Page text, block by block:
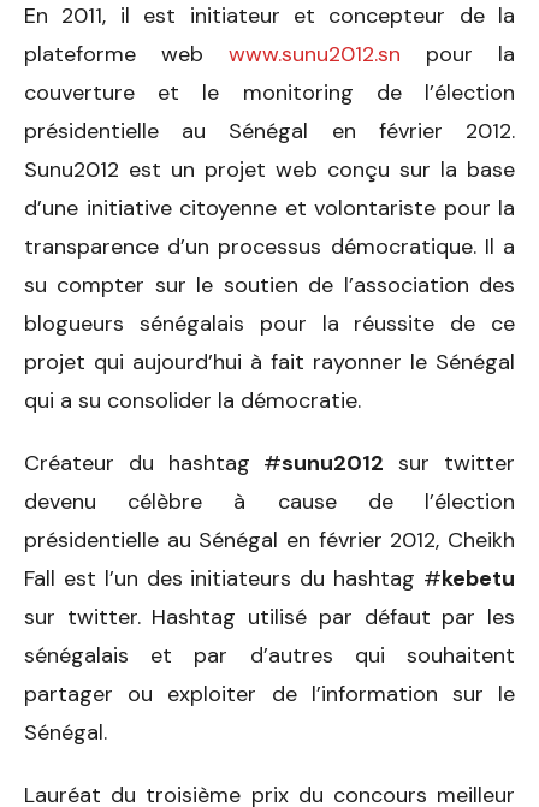
En 2011, il est initiateur et concepteur de la
plateforme web www.sunu2012.sn
pour la
couverture et le monitoring de l’élection
présidentielle au Sénégal en février 2012.
Sunu2012 est un projet web conçu sur la base
d’une initiative citoyenne et volontariste pour la
transparence d’un processus démocratique. Il a
su compter sur le soutien de l’association des
blogueurs sénégalais pour la réussite de ce
projet qui aujourd’hui à fait rayonner le Sénégal
qui a su consolider la démocratie.
Créateur du hashtag #sunu2012 sur twitter
devenu célèbre à cause de l’élection
présidentielle au Sénégal en février 2012, Cheikh
Fall est l’un des initiateurs du hashtag #kebetu
sur twitter. Hashtag utilisé par défaut par les
sénégalais et par d’autres qui souhaitent
partager ou exploiter de l’information sur le
Sénégal.
Lauréat du troisième prix du concours meilleur